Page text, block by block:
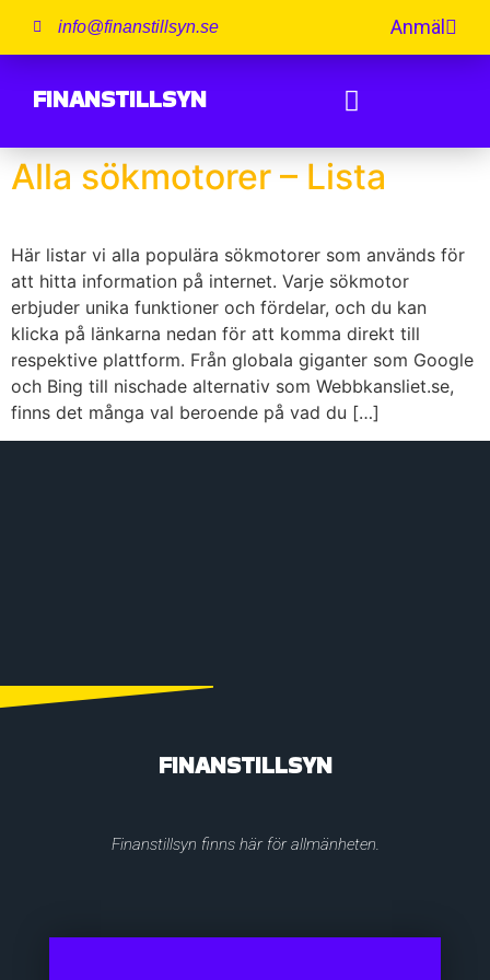
info@finanstillsyn.se Anmäl
FINANSTILLSYN
Alla sökmotorer – Lista
Här listar vi alla populära sökmotorer som används för
att hitta information på internet. Varje sökmotor
erbjuder unika funktioner och fördelar, och du kan
klicka på länkarna nedan för att komma direkt till
respektive plattform. Från globala giganter som Google
och Bing till nischade alternativ som Webbkansliet.se,
finns det många val beroende på vad du […]
FINANSTILLSYN
Finanstillsyn finns här för allmänheten.